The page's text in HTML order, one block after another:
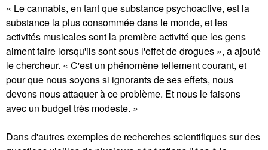
« Le cannabis, en tant que substance psychoactive, est la
substance la plus consommée dans le monde, et les
activités musicales sont la première activité que les gens
aiment faire lorsqu'ils sont sous l'effet de drogues », a ajouté
le chercheur. « C'est un phénomène tellement courant, et
pour que nous soyons si ignorants de ses effets, nous
devons nous attaquer à ce problème. Et nous le faisons
avec un budget très modeste. »
Dans d'autres exemples de recherches scientifiques sur des